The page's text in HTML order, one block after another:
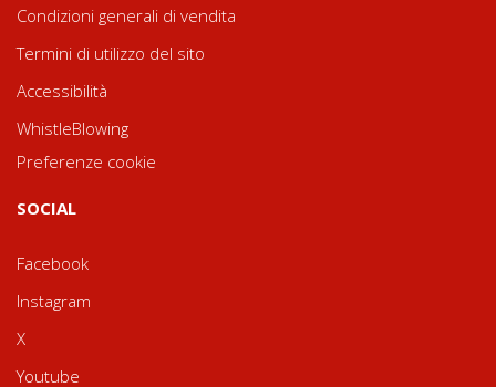
Condizioni generali di vendita
Termini di utilizzo del sito
Accessibilità
WhistleBlowing
Preferenze cookie
SOCIAL
Facebook
Instagram
X
Youtube